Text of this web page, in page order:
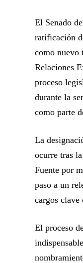
El Senado
ratificación
como nuevo
Relaciones
proceso
durante la
como parte
La
ocurre tras
Fuente por
paso a un
cargos clave
El proceso